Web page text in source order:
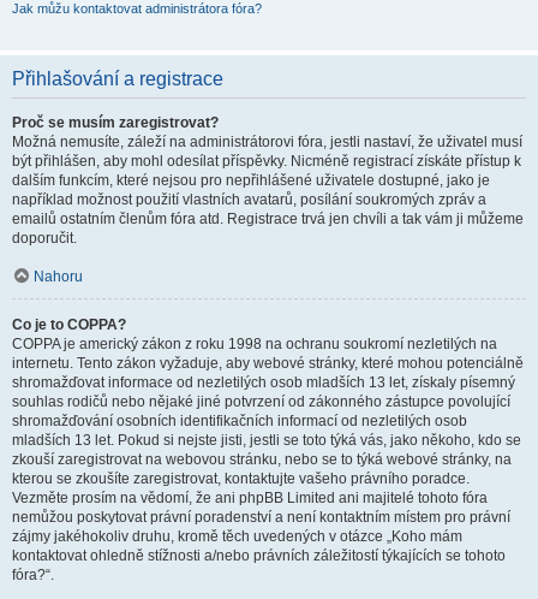
Jak můžu kontaktovat administrátora fóra?
Přihlašování a registrace
Proč se musím zaregistrovat?
Možná nemusíte, záleží na administrátorovi fóra, jestli nastaví, že uživatel musí
být přihlášen, aby mohl odesílat příspěvky. Nicméně registrací získáte přístup k
dalším funkcím, které nejsou pro nepřihlášené uživatele dostupné, jako je
například možnost použití vlastních avatarů, posílání soukromých zpráv a
emailů ostatním členům fóra atd. Registrace trvá jen chvíli a tak vám ji můžeme
doporučit.
Nahoru
Co je to COPPA?
COPPA je americký zákon z roku 1998 na ochranu soukromí nezletilých na
internetu. Tento zákon vyžaduje, aby webové stránky, které mohou potenciálně
shromažďovat informace od nezletilých osob mladších 13 let, získaly písemný
souhlas rodičů nebo nějaké jiné potvrzení od zákonného zástupce povolující
shromažďování osobních identifikačních informací od nezletilých osob
mladších 13 let. Pokud si nejste jisti, jestli se toto týká vás, jako někoho, kdo se
zkouší zaregistrovat na webovou stránku, nebo se to týká webové stránky, na
kterou se zkoušíte zaregistrovat, kontaktujte vašeho právního poradce.
Vezměte prosím na vědomí, že ani phpBB Limited ani majitelé tohoto fóra
nemůžou poskytovat právní poradenství a není kontaktním místem pro právní
zájmy jakéhokoliv druhu, kromě těch uvedených v otázce „Koho mám
kontaktovat ohledně stížnosti a/nebo právních záležitostí týkajících se tohoto
fóra?“.